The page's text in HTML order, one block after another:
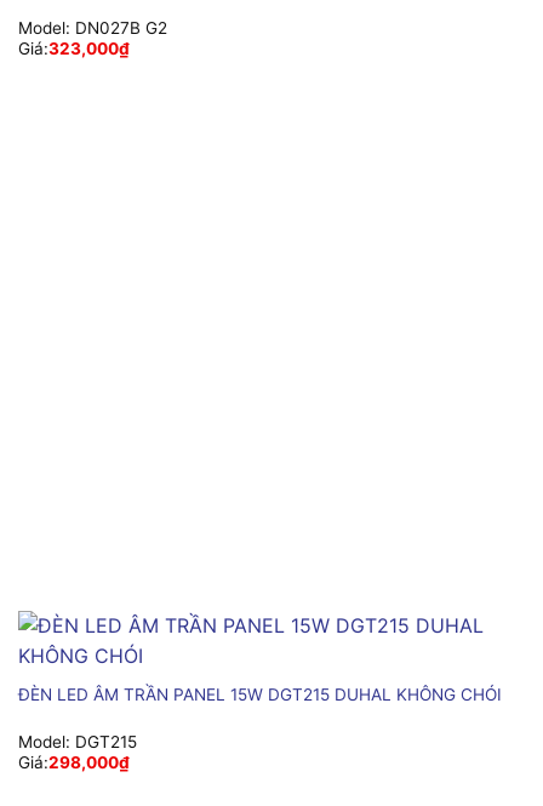
Model: DN027B G2
Giá:323,000₫
ĐÈN LED ÂM TRẦN PANEL 15W DGT215 DUHAL KHÔNG CHÓI
Model: DGT215
Giá:298,000₫